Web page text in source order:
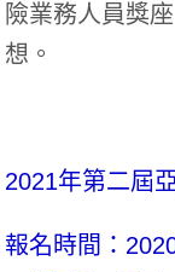
險業務人員獎
想。
2021年第二屆
報名時間：